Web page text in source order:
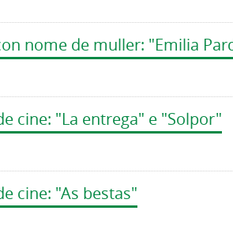
nome de muller: "Emilia
cine: "La entrega" e "Solpor"
cine: "As bestas"